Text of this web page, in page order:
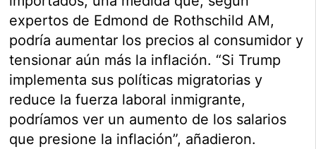
expertos de Edmond de Rothschild AM,
podría aumentar los precios al consumidor y
tensionar aún más la inflación. “Si Trump
implementa sus políticas migratorias y
reduce la fuerza laboral inmigrante,
podríamos ver un aumento de los salarios
que presione la inflación”, añadieron.